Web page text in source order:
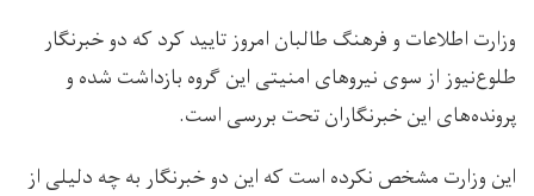
وزارت اطلاعات و فرهنگ طالبان امروز تایید کرد که دو خبرنگار
طلوع‌نیوز از سوی نیروهای امنیتی این گروه بازداشت شده‌ و
پرونده‌های‌ این خبرنگاران تحت بررسی است.
این وزارت مشخص نکرده است که این دو خبرنگار به چه دلیلی از